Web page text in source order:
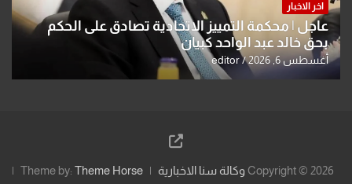
اخر الاخبار
عاجل | محكمة التمييز الاتحادية تصادق على الحكم
بحق خالد عبد الواحد كبيان
أغسطس 6, 2026 editor
Copyright © 2026 وكالة سنا الاخبارية Theme by: Theme Horse